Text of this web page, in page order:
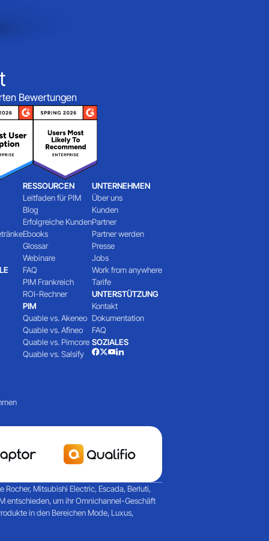
Bewertungen
RESSOURCEN
Leitfaden für PIM
Blog
Erfolgreiche Kunden
Ebooks
Glossar
Webinare
FAQ
PIM Frankreich
ROI-Rechner
PIM
Quable vs. Akeneo
Quable vs. Afineo
Quable vs. Pimcore
Quable vs. Salsify
UNTERNEHMEN
Über uns
Kunden
Partner
Partner werden
Presse
Jobs
Work from anywhere
Tarife
UNTERSTÜTZUNG
Kontakt
Dokumentation
FAQ
SOZIALES
Mitsubishi Electric, Escada, Berluti,
entschieden, um ihr Omnichannel-Geschäft
in den Bereichen Mode, Luxus,